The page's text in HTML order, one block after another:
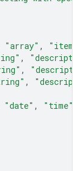
"array" ,
,
,
,
"date" , "time"